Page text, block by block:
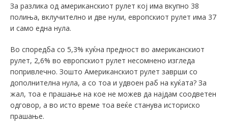
За разлика од американскиот рулет кој има вкупно 38
полиња, вклучително и две нули, европскиот рулет има 37
и само една нула.
Во споредба со 5,3% куќна предност во американскиот
рулет, 2,6% во европскиот рулет несомнено изгледа
попривлечно. Зошто Американскиот рулет заврши со
дополнителна нула, а со тоа и удвоен раб на куќата? За
жал, тоа е прашање на кое не можев да најдам соодветен
одговор, а во исто време тоа веќе станува историско
прашање.